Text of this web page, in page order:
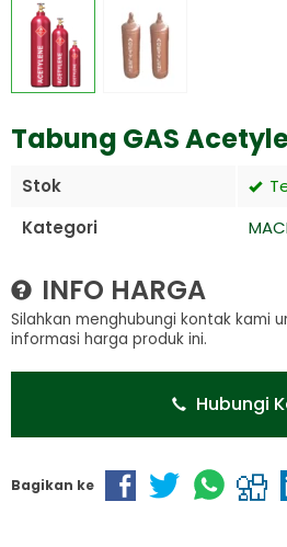
Tabung GAS
Stok
Kategori
INFO HARGA
Silahkan menghubungi kontak kami
informasi harga produk ini.
Hubungi
Bagikan ke